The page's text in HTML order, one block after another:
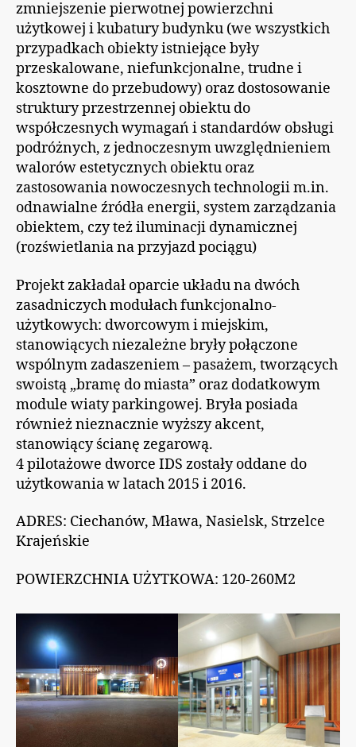
zmniejszenie pierwotnej powierzchni
użytkowej i kubatury budynku (we wszystkich
przypadkach obiekty istniejące były
przeskalowane, niefunkcjonalne, trudne i
kosztowne do przebudowy) oraz dostosowanie
struktury przestrzennej obiektu do
współczesnych wymagań i standardów obsługi
podróżnych, z jednoczesnym uwzględnieniem
walorów estetycznych obiektu oraz
zastosowania nowoczesnych technologii m.in.
odnawialne źródła energii, system zarządzania
obiektem, czy też iluminacji dynamicznej
(rozświetlania na przyjazd pociągu)
Projekt zakładał oparcie układu na dwóch
zasadniczych modułach funkcjonalno-
użytkowych: dworcowym i miejskim,
stanowiących niezależne bryły połączone
wspólnym zadaszeniem – pasażem, tworzących
swoistą „bramę do miasta” oraz dodatkowym
module wiaty parkingowej. Bryła posiada
również nieznacznie wyższy akcent,
stanowiący ścianę zegarową.
4 pilotażowe dworce IDS zostały oddane do
użytkowania w latach 2015 i 2016.
ADRES: Ciechanów, Mława, Nasielsk, Strzelce
Krajeńskie
POWIERZCHNIA UŻYTKOWA: 120-260M2